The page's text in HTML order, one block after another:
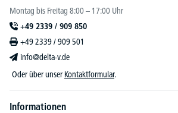
Montag bis Freitag 8:00 – 17:00 Uhr
+49 2339 / 909 850
+49 2339 / 909 501
info@delta-v.de
Oder über unser Kontaktformular.
Informationen